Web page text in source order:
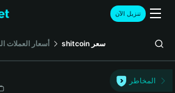
تنزيل الآن
أسعار العملات shitcoin سعر
المخاطر